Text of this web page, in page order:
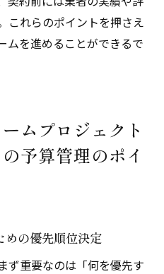
これらのポイントを押さえ
ムを進めることができるで
ムプロジェクト
予算管理のポイ
めの優先順位決定
ず重要なのは「何を優先す